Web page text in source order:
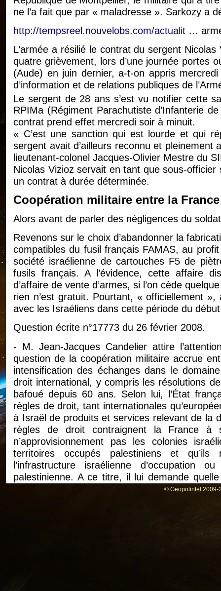
ne l’a fait que par « maladresse ». Sarkozy a
http://tempsreel.nouvelobs.com/actualit …
L’armée a résilié le contrat du sergent
quatre grièvement, lors d’une journée portes
(Aude) en juin dernier, a-t-on appris
d’information et de relations publiques de
Le sergent de 28 ans s’est vu notifier cette
RPIMa (Régiment Parachutiste d’Infanterie
contrat prend effet mercredi soir à minuit.
« C’est une sanction qui est lourde et qui
sergent avait d’ailleurs reconnu et pleinement
lieutenant-colonel Jacques-Olivier Mestre du
Nicolas Vizioz servait en tant que sous-
un contrat à durée déterminée.
Coopération militaire entre la
Alors avant de parler des négligences du
Revenons sur le choix d’abandonner la
compatibles du fusil français FAMAS, au
société israélienne de cartouches F5 de
fusils français. A l’évidence, cette affaire
d’affaire de vente d’armes, si l’on cède
rien n’est gratuit. Pourtant, « officiellement
avec les Israéliens dans cette période du
Question écrite n°17773 du 26 février 2008.
- M. Jean-Jacques Candelier attire
question de la coopération militaire accrue
intensification des échanges dans le
droit international, y compris les résolutions
bafoué depuis 60 ans. Selon lui, l’État
règles de droit, tant internationales
à Israël de produits et services relevant de la
règles de droit contraignent la France à
n’approvisionnement pas les colonies
territoires occupés palestiniens et
l’infrastructure israélienne
palestinienne. A ce titre, il lui demande
terme financier pour 2007 et pour 2008, de
© Geopolintel 2009-